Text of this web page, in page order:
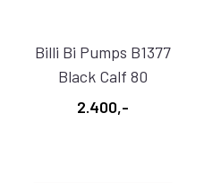
Billi Bi Pumps B1377
Black Calf 80
2.400,-